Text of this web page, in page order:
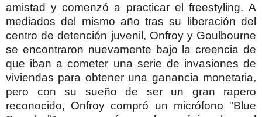
amistad y comenzó a practicar el freestyling. A
mediados del mismo año tras su liberación del
centro de detención juvenil, Onfroy y Goulbourne
se encontraron nuevamente bajo la creencia de
que iban a cometer una serie de invasiones de
viviendas para obtener una ganancia monetaria,
pero con su sueño de ser un gran rapero
reconocido, Onfroy compró un micrófono "Blue